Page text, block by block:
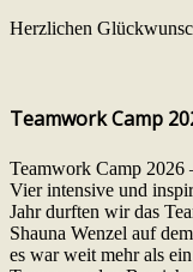
Herzlichen
Teamwork Camp
Teamwork Camp 2026
Vier intensive und
Jahr durften wir das
Shauna Wenzel auf
es war weit mehr als